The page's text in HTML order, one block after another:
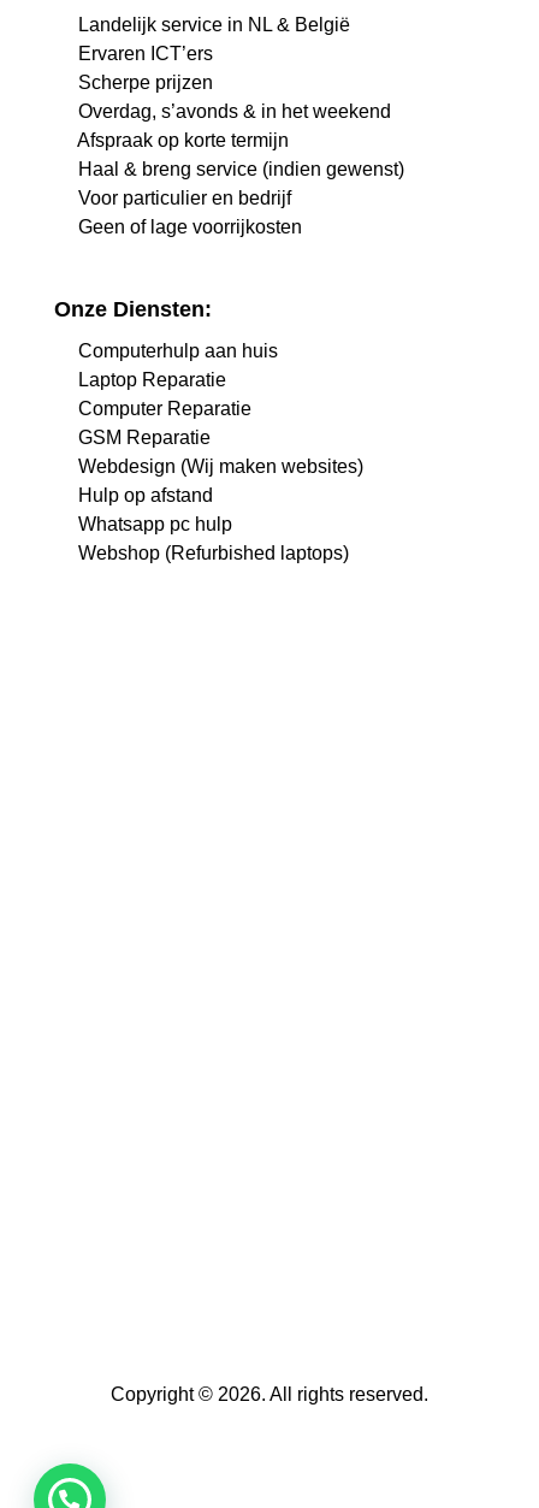
Landelijk service in NL & België
Ervaren ICT’ers
Scherpe prijzen
Overdag, s’avonds & in het weekend
Afspraak op korte termijn
Haal & breng service (indien gewenst)
Voor particulier en bedrijf
Geen of lage voorrijkosten
Onze Diensten:
Computerhulp aan huis
Laptop Reparatie
Computer Reparatie
GSM Reparatie
Webdesign (Wij maken websites)
Hulp op afstand
Whatsapp pc hulp
Webshop (Refurbished laptops)
Copyright © 2026. All rights reserved.